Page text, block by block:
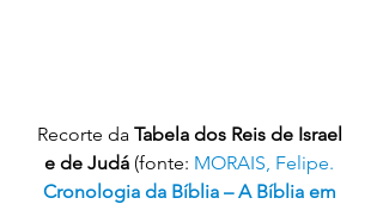
Recorte da Tabela dos Reis de Israel
e de Judá (fonte: MORAIS, Felipe.
Cronologia da Bíblia – A Bíblia em